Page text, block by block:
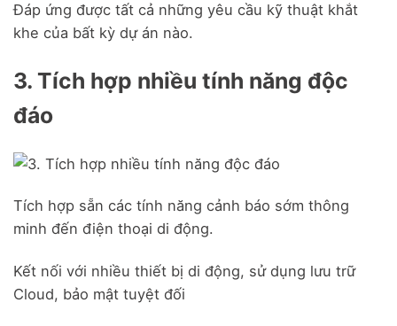
Đáp ứng được tất cả những yêu cầu kỹ thuật khắt
khe của bất kỳ dự án nào.
3. Tích hợp nhiều tính năng độc
đáo
Tích hợp sẵn các tính năng cảnh báo sớm thông
minh đến điện thoại di động.
Kết nối với nhiều thiết bị di động, sử dụng lưu trữ
Cloud, bảo mật tuyệt đối